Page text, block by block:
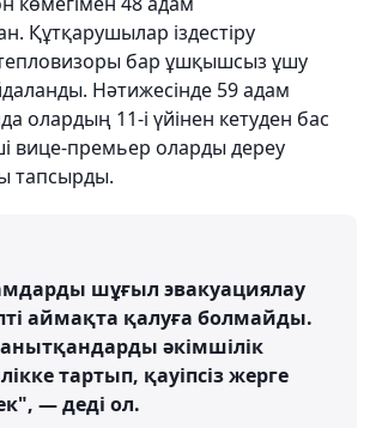
Құтқарушылар іздестіру
бар ұшқышсыз ұшу
Нәтижесінде 59 адам
олардың 11-і үйінен кетуден бас
вице-премьер оларды дереу
тапсырды.
шұғыл эвакуациялау
аймақта қалуға болмайды.
әкімшілік
тартып, қауіпсіз жерге
— деді ол.